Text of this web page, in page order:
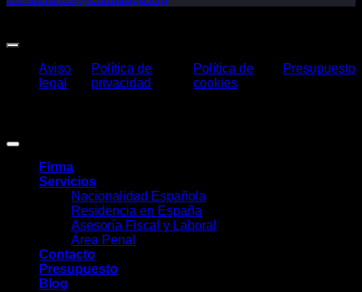
Aviso
legal
Política de
privacidad
Política de
cookies
Presupuesto
Firma
Servicios
Nacionalidad Española
Residencia en España
Asesoría Fiscal y Laboral
Área Penal
Contacto
Presupuesto
Blog